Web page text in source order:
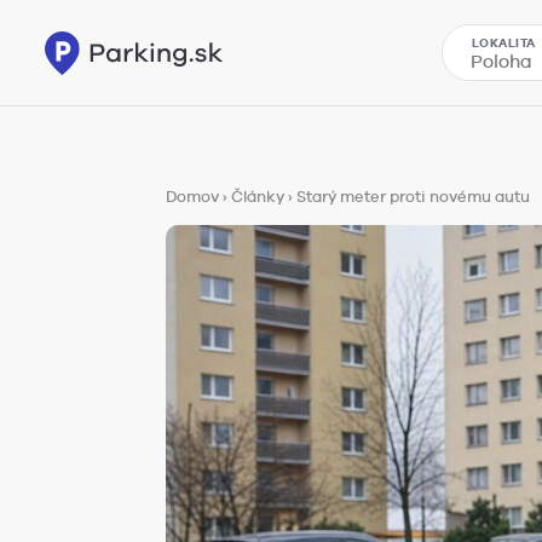
LOKALITA
Domov › Články › Starý meter proti novému autu